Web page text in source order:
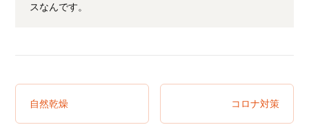
スなんです。
自然乾燥 コロナ対策